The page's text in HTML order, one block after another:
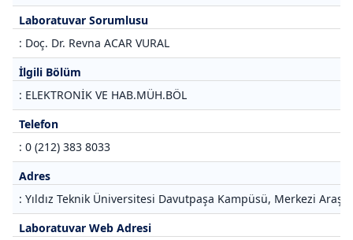
Laboratuvar Sorumlusu
: Doç. Dr. Revna ACAR VURAL
İlgili Bölüm
: ELEKTRONİK VE HAB.MÜH.BÖL
Telefon
: 0 (212) 383 8033
Adres
: Yıldız Teknik Üniversitesi Davutpaşa Kampüsü, Merkezi
Laboratuvar Web Adresi